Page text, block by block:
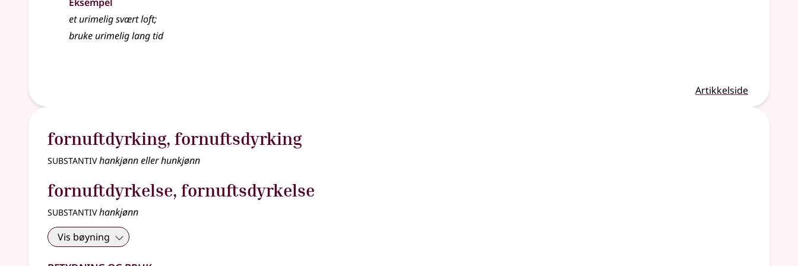
eturimeligsvært loft;
bruke urimelig lang tid
Artikkelside
fornuftdyrking, fornuftsdyrking
substantivhankjønn eller hunkjønn
fornuftdyrkelse, fornuftsdyrkelse
substantivhankjønn
Vis bøyning